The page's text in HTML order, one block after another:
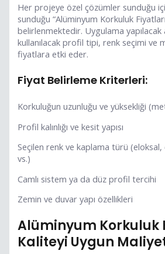
Her projeye özel çözümler sunduğu
sunduğu “Alüminyum Korkuluk
belirlenmektedir. Uygulama yapılacak
kullanılacak profil tipi, renk seçimi ve
fiyatlara etki eder.
Fiyat Belirleme Kriterleri:
Korkuluğun uzunluğu ve yüksekliği
Profil kalınlığı ve kesit yapısı
Seçilen renk ve kaplama türü
vs.)
Camlı sistem ya da düz profil tercihi
Zemin ve duvar yapı özellikleri
Alüminyum Korkuluk
Kaliteyi Uygun